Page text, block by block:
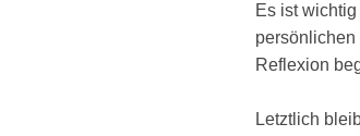
Es ist
Reflexion
Letztlich